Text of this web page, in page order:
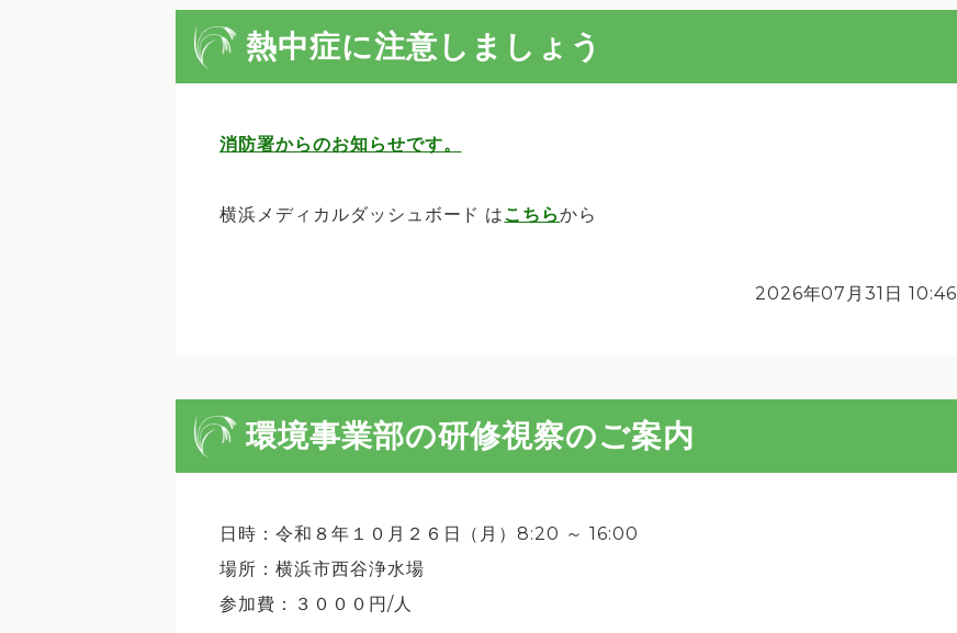
熱中症に注意しましょう
消防署からのお知らせです。
横浜メディカルダッシュボード は こちらから
2026年07月31日 10:46
環境事業部の研修視察のご案内
日時：令和８年１０月２６日（月）8:20 ～ 16:00
場所：横浜市西谷浄水場
参加費：３０００円/人